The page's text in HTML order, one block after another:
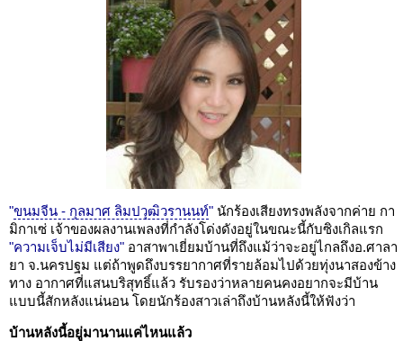
"ขนมจีน - กุลมาศ ลิมปวุฒิวรานนท์" นักร้องเสียงทรงพลังจากค่าย กา
มิกาเซ่ เจ้าของผลงานเพลงที่กำลังโด่งดังอยู่ในขณะนี้กับซิงเกิลแรก
"ความเจ็บไม่มีเสียง" อาสาพาเยี่ยมบ้านที่ถึงแม้ว่าจะอยู่ไกลถึงอ.ศาลา
ยา จ.นครปฐม แต่ถ้าพูดถึงบรรยากาศที่รายล้อมไปด้วยทุ่งนาสองข้าง
ทาง อากาศที่แสนบริสุทธิ์แล้ว รับรองว่าหลายคนคงอยากจะมีบ้าน
แบบนี้สักหลังแน่นอน โดยนักร้องสาวเล่าถึงบ้านหลังนี้ให้ฟังว่า
บ้านหลังนี้อยู่มานานแค่ไหนแล้ว